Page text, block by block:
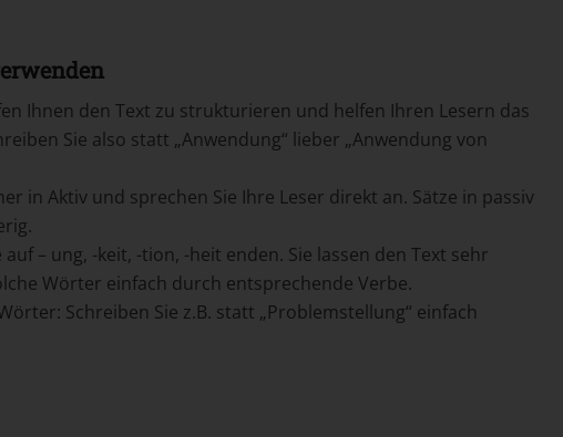
Ihnen den Text zu strukturieren und helfen Ihren Lesern das
Sie also statt „Anwendung“ lieber „Anwendung von
in Aktiv und sprechen Sie Ihre Leser direkt an. Sätze in passiv
– ung, -keit, -tion, -heit enden. Sie lassen den Text sehr
Wörter einfach durch entsprechende Verbe.
Schreiben Sie z.B. statt „Problemstellung“ einfach